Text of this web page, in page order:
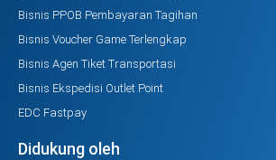
Bisnis PPOB Pembayaran Tagihan
Bisnis Voucher Game Terlengkap
Bisnis Agen Tiket Transportasi
Bisnis Ekspedisi Outlet Point
EDC Fastpay
Didukung oleh